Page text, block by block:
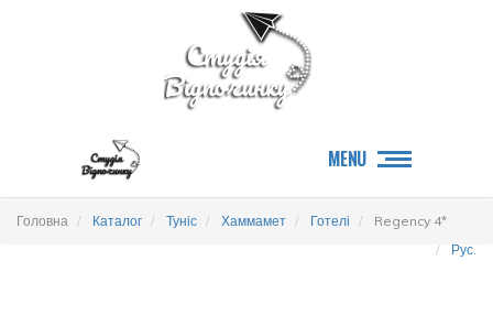
MENU
Головна Каталог Туніс Хаммамет Готелі
Regency 4*
Рус.